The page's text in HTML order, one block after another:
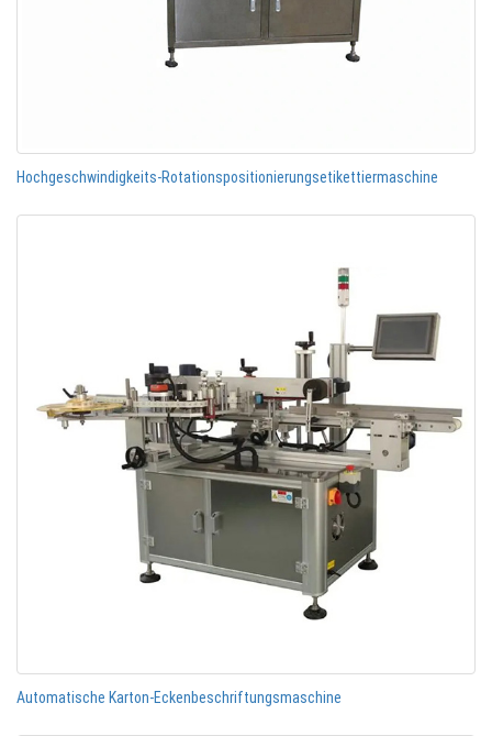
Hochgeschwindigkeits-Rotationspositionierungsetikettiermaschine
Automatische Karton-Eckenbeschriftungsmaschine